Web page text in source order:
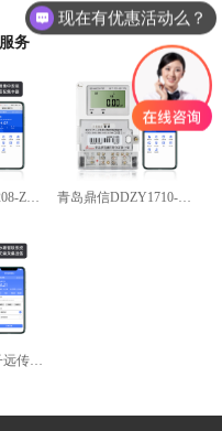
务
Z型RS485通讯智能电能表
青岛鼎信DDZY1710-Z型单
传智能水表
现在有优惠活动么？